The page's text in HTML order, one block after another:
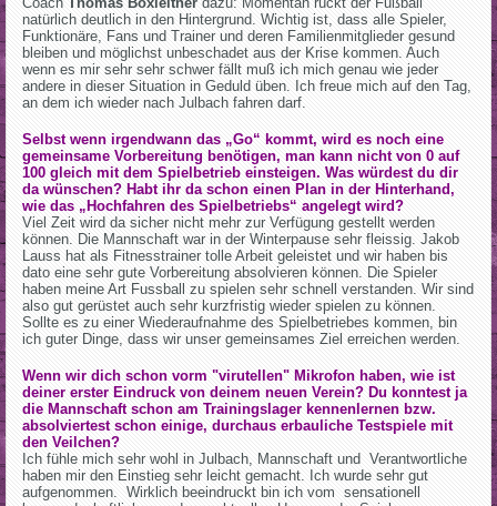
natürlich deutlich in den Hintergrund. Wichtig ist, dass alle Spieler,
Funktionäre, Fans und Trainer und deren Familienmitglieder gesund
bleiben und möglichst unbeschadet aus der Krise kommen. Auch
wenn es mir sehr sehr schwer fällt muß ich mich genau wie jeder
andere in dieser Situation in Geduld üben. Ich freue mich auf den Tag,
an dem ich wieder nach Julbach fahren darf.
Selbst wenn irgendwann das „Go“ kommt, wird es noch eine
gemeinsame Vorbereitung benötigen, man kann nicht von 0 auf
100 gleich mit dem Spielbetrieb einsteigen. Was würdest du dir
da wünschen? Habt ihr da schon einen Plan in der Hinterhand,
wie das „Hochfahren des Spielbetriebs“ angelegt wird?
Viel Zeit wird da sicher nicht mehr zur Verfügung gestellt werden
können. Die Mannschaft war in der Winterpause sehr fleissig. Jakob
Lauss hat als Fitnesstrainer tolle Arbeit geleistet und wir haben bis
dato eine sehr gute Vorbereitung absolvieren können. Die Spieler
haben meine Art Fussball zu spielen sehr schnell verstanden. Wir sind
also gut gerüstet auch sehr kurzfristig wieder spielen zu können.
Sollte es zu einer Wiederaufnahme des Spielbetriebes kommen, bin
ich guter Dinge, dass wir unser gemeinsames Ziel erreichen werden.
Wenn wir dich schon vorm "virutellen" Mikrofon haben, wie ist
deiner erster Eindruck von deinem neuen Verein? Du konntest ja
die Mannschaft schon am Trainingslager kennenlernen bzw.
absolviertest schon einige, durchaus erbauliche Testspiele mit
den Veilchen?
Ich fühle mich sehr wohl in Julbach, Mannschaft und Verantwortliche
haben mir den Einstieg sehr leicht gemacht. Ich wurde sehr gut
aufgenommen. Wirklich beeindruckt bin ich vom sensationell